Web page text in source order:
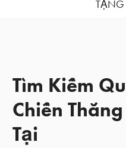
TẶNG
Tìm Kiếm
Chiến
Tại